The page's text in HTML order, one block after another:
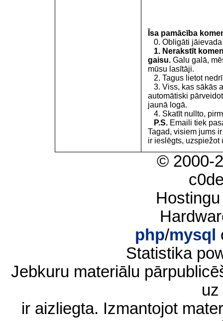
Īsa pamācība
0. Obligāti jāievada
1. Nerakstīt
gaisu. Galu galā,
mūsu lasītāji.
2. Tagus lietot
3. Viss, kas sākās
automātiski
jaunā logā.
4. Skatīt nullto,
P.S. Emaili tiek
Tagad, visiem jums
ir ieslēgts, uzspiežot
© 2000-
php/mysql
Statistika
Jebkuru materiālu
ir aizliegta. Izmantojot